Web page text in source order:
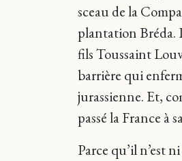
sceau de la
plantation Bréda.
fils Toussaint
barrière qui
jurassienne. Et,
passé la France à
Parce qu’il n’est